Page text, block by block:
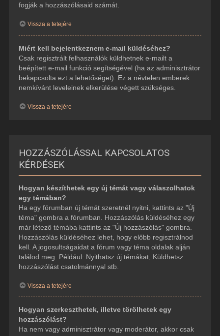
fogják a hozzászólásaid számát.
Vissza a tetejére
Miért kell bejelentkeznem e-mail küldéséhez?
Csak regisztrált felhasználók küldhetnek e-mailt a
beépített e-mail funkció segítségével (ha az adminisztrátor
bekapcsolta ezt a lehetőséget). Ez a névtelen emberek
nemkívánt leveleinek elkerülése végett szükséges.
Vissza a tetejére
HOZZÁSZÓLÁSSAL KAPCSOLATOS
KÉRDÉSEK
Hogyan készíthetek egy új témát vagy válaszolhatok
egy témában?
Ha egy fórumban új témát szeretnél nyitni, kattints az "Új
téma" gombra a fórumban. Hozzászólás küldéséhez egy
már létező témába kattints az "Új hozzászólás" gombra.
Hozzászólás küldéséhez lehet, hogy előbb regisztrálnod
kell. A jogosultságaidat a fórum vagy téma oldalak alján
találod meg. Például: Nyithatsz új témákat, Küldhetsz
hozzászólást csatolmánnyal stb.
Vissza a tetejére
Hogyan szerkeszthetek, illetve törölhetek egy
hozzászólást?
Ha nem vagy adminisztrátor vagy moderátor, akkor csak